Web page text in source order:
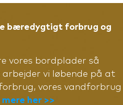
bæredygtigt forbrug og
vores bordplader så
vi løbende på at
vores vandforbrug
her >>